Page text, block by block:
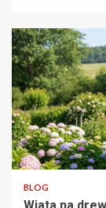
3 min odczytu
BLOG
Wiata na